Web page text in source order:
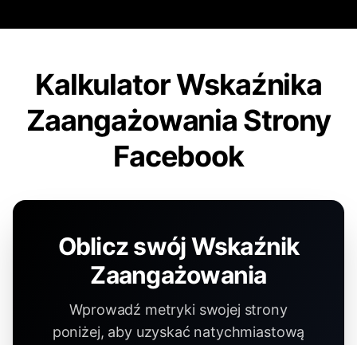
Kalkulator Wskaźnika
Zaangażowania Strony
Facebook
Oblicz swój Wskaźnik
Zaangażowania
Wprowadź metryki swojej strony
poniżej, aby uzyskać natychmiastową